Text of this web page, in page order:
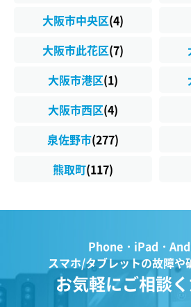
大阪市中央区(4)
大阪市此花区(7)
大阪市港区(1)
大阪市西区(4)
泉佐野市(277)
熊取町(117)
Phone・iPad・
スマホ/タブレットの故障や
お気軽にご相談く